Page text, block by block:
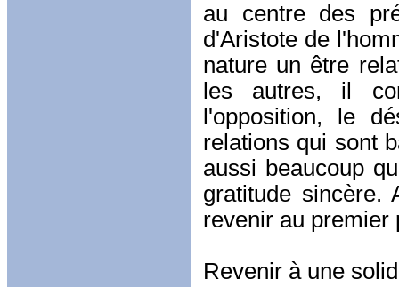
au centre des
d'Aristote de
nature un être
les autres, il
l'opposition, le
relations qui sont
aussi beaucoup
gratitude sincère.
revenir au premier
Revenir à une